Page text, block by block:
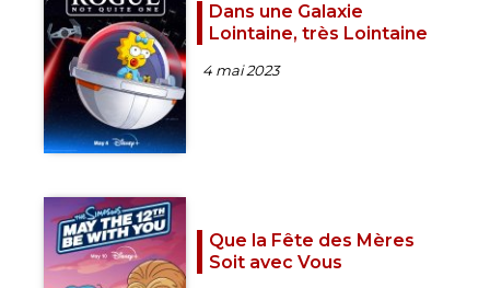
Dans une Galaxie
Lointaine, très Lointaine
4 mai 2023
Que la Fête des Mères
Soit avec Vous